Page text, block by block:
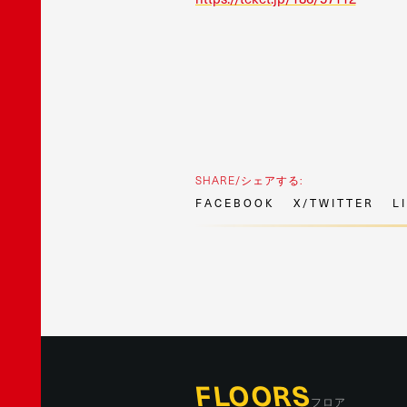
SHARE/シェアする:
FAC E B OO K X/TW ITT E R L I
FLOORSフロア